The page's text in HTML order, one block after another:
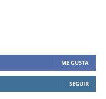
ME GUSTA
SEGUIR